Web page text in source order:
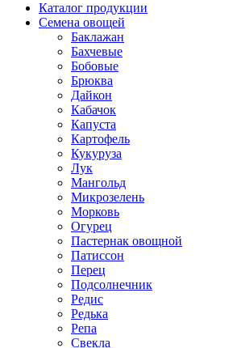
Каталог продукции
Семена овощей
Баклажан
Бахчевые
Бобовые
Брюква
Дайкон
Кабачок
Капуста
Картофель
Кукуруза
Лук
Мангольд
Микрозелень
Морковь
Огурец
Пастернак овощной
Патиссон
Перец
Подсолнечник
Редис
Редька
Репа
Свекла